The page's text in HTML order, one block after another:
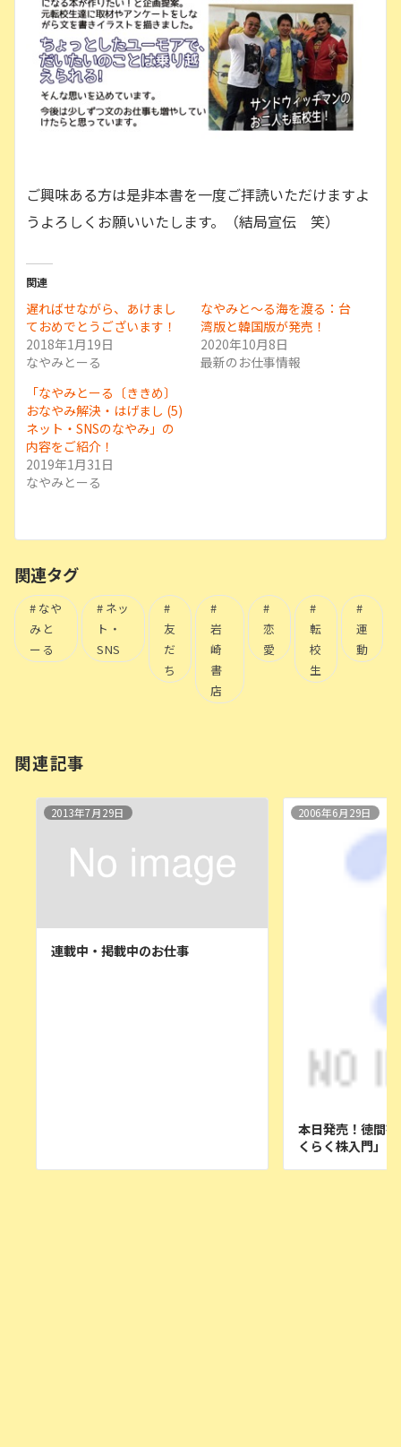
ご興味ある方は是非本書を一度ご拝読いただけますよ
うよろしくお願いいたします。（結局宣伝 笑）
関連
遅ればせながら、あけまし
ておめでとうございます！
2018年1月19日
なやみとーる
なやみと〜る海を渡る：台
湾版と韓国版が発売！
2020年10月8日
最新のお仕事情報
「なやみとーる〔ききめ〕
おなやみ解決・はげまし (5)
ネット・SNSのなやみ」の
内容をご紹介！
2019年1月31日
なやみとーる
関連タグ
なや
みと
ーる
ネッ
ト・
SNS
友
だ
ち
岩
崎
書
店
恋
愛
転
校
生
運
動
関連記事
2013年7月29日
連載中・掲載中のお仕事
2006年6月29日
本日発売！徳間
くらく株入門」